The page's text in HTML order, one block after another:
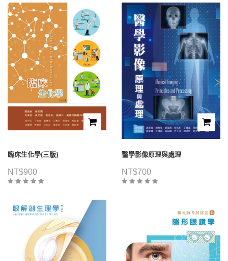
臨床生化學(三版)
NT$900
醫學影像原理與處理
NT$700